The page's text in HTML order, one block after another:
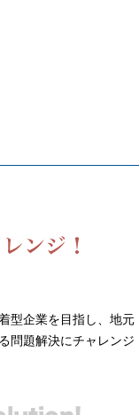
型企業を目指し、地元
問題解決にチャレンジ